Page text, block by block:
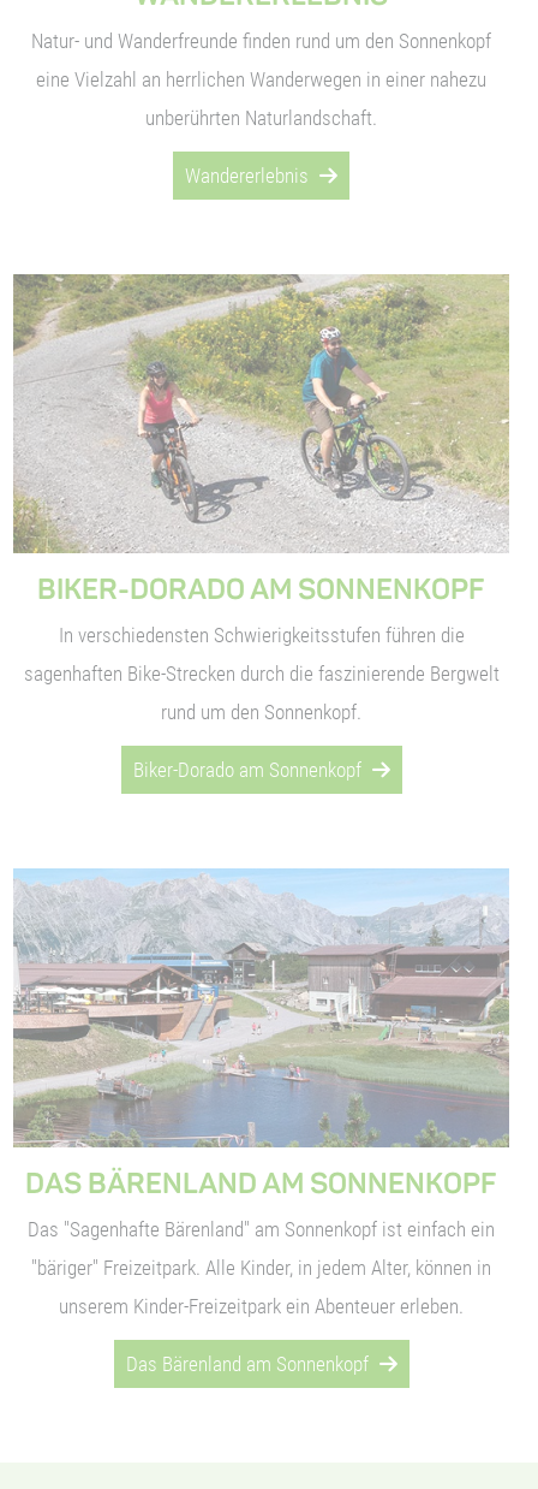
Natur- und Wanderfreunde finden rund um den Sonnenkopf
eine Vielzahl an herrlichen Wanderwegen in einer nahezu
unberührten Naturlandschaft.
Wandererlebnis
BIKER-DORADO AM SONNENKOPF
In verschiedensten Schwierigkeitsstufen führen die
sagenhaften Bike-Strecken durch die faszinierende Bergwelt
rund um den Sonnenkopf.
Biker-Dorado am Sonnenkopf
DAS BÄRENLAND AM SONNENKOPF
Das "Sagenhafte Bärenland" am Sonnenkopf ist einfach ein
"bäriger" Freizeitpark. Alle Kinder, in jedem Alter, können in
unserem Kinder-Freizeitpark ein Abenteuer erleben.
Das Bärenland am Sonnenkopf